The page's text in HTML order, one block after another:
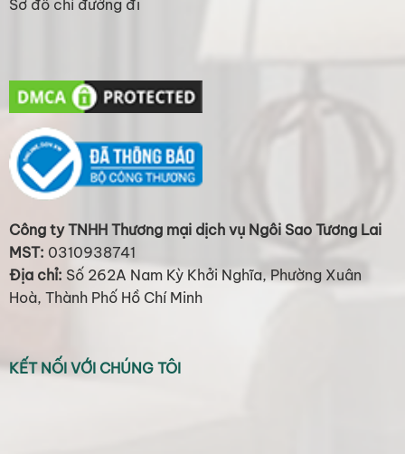
Sơ đồ chỉ đường đi
Công ty TNHH Thương mại dịch vụ Ngôi Sao Tương Lai
MST: 0310938741
Địa chỉ: Số 262A Nam Kỳ Khởi Nghĩa, Phường Xuân
Hoà, Thành Phố Hồ Chí Minh
KẾT NỐI VỚI CHÚNG TÔI